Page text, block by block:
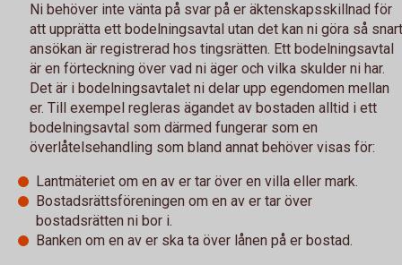
Ni behöver inte vänta på svar på er äktenskapsskillnad för
att upprätta ett bodelningsavtal utan det kan ni göra så snart
ansökan är registrerad hos tingsrätten. Ett bodelningsavtal
är en förteckning över vad ni äger och vilka skulder ni har.
Det är i bodelningsavtalet ni delar upp egendomen mellan
er. Till exempel regleras ägandet av bostaden alltid i ett
bodelningsavtal som därmed fungerar som en
överlåtelsehandling som bland annat behöver visas för:
Lantmäteriet om en av er tar över en villa eller mark.
Bostadsrättsföreningen om en av er tar över
bostadsrätten ni bor i.
Banken om en av er ska ta över lånen på er bostad.